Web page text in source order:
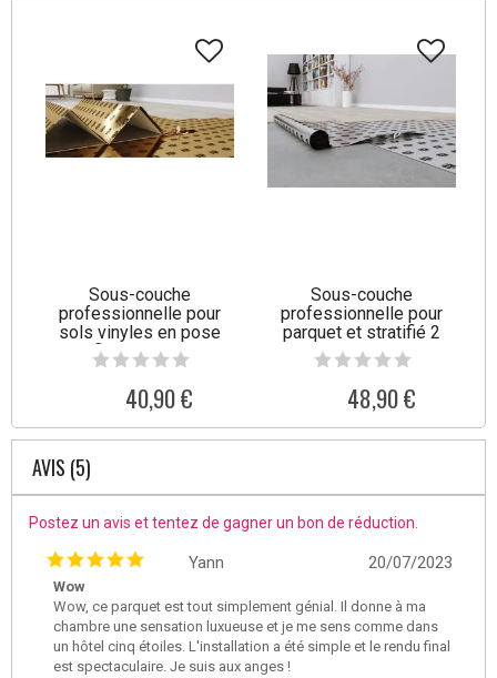
Sous-couche
professionnelle pour
sols vinyles en pose
flottante Val
40,90 €
Sous-couche
professionnelle pour
parquet et stratifié 2
mm Helmut
48,90 €
AVIS (5)
Postez un avis et tentez de gagner un bon de réduction.
20/07/2023
Yann
Wow
Wow, ce parquet est tout simplement génial. Il donne à ma
chambre une sensation luxueuse et je me sens comme dans
un hôtel cinq étoiles. L'installation a été simple et le rendu final
est spectaculaire. Je suis aux anges !